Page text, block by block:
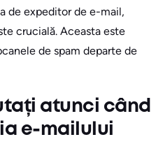
de expeditor de e-mail,
crucială. Aceasta este
de spam departe de
atunci când
e-mailului